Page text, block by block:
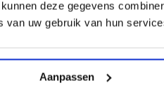
deze gegevens
van uw gebruik van hun
Aanpassen